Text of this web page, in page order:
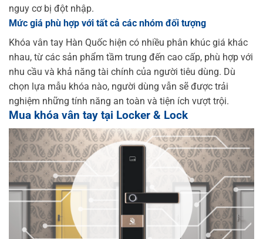
nguy cơ bị đột nhập.
Mức giá phù hợp với tất cả các nhóm đối tượng
Khóa vân tay Hàn Quốc hiện có nhiều phân khúc giá khác
nhau, từ các sản phẩm tầm trung đến cao cấp, phù hợp với
nhu cầu và khả năng tài chính của người tiêu dùng. Dù
chọn lựa mẫu khóa nào, người dùng vẫn sẽ được trải
nghiệm những tính năng an toàn và tiện ích vượt trội.
Mua khóa vân tay tại Locker & Lock